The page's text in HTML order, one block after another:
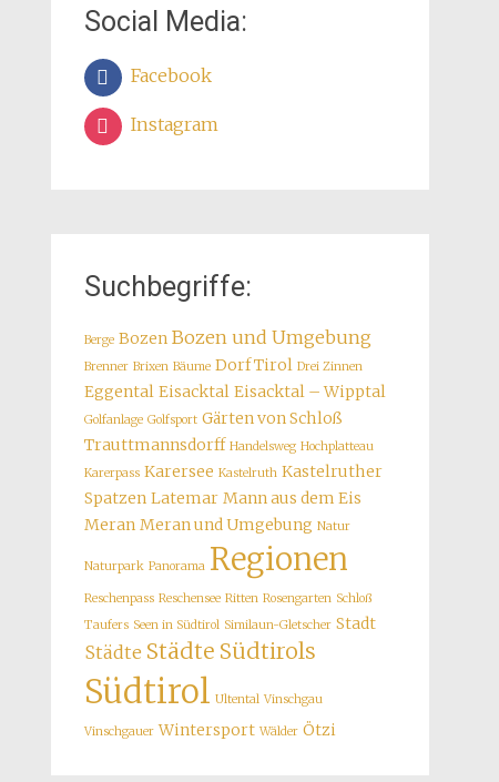
Social Media:
Facebook
Instagram
Suchbegriffe:
Berge Bozen Bozen und Umgebung
Brenner Brixen Bäume Dorf Tirol Drei Zinnen
Eggental Eisacktal Eisacktal – Wipptal
Golfanlage Golfsport Gärten von Schloß
Trauttmannsdorff Handelsweg Hochplatteau
Karerpass Karersee Kastelruth Kastelruther
Spatzen Latemar Mann aus dem Eis
Meran Meran und Umgebung Natur
Naturpark Panorama Regionen
Reschenpass Reschensee Ritten Rosengarten Schloß
Taufers Seen in Südtirol Similaun-Gletscher Stadt
Städte Städte Südtirols
Südtirol Ultental Vinschgau
Vinschgauer Wintersport Wälder Ötzi